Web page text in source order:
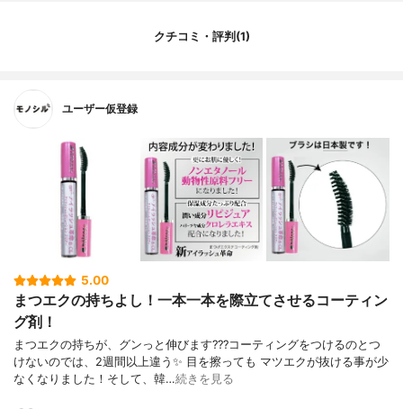
クチコミ・評判(1)
ユーザー仮登録
5.00
まつエクの持ちよし！一本一本を際立てさせるコーティン
グ剤！
まつエクの持ちが、グンっと伸びます???コーティングをつけるのとつ
けないのでは、2週間以上違う✨ 目を擦っても マツエクが抜ける事が少
なくなりました！そして、韓…続きを見る